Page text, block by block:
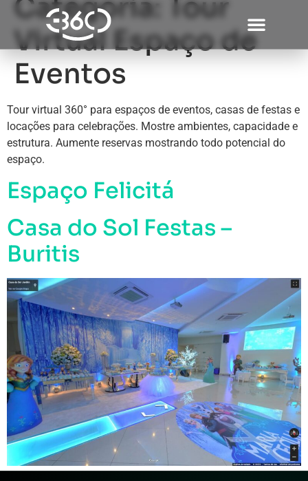
Categoria: Tour
Virtual Espaço de
Eventos
Tour virtual 360° para espaços de eventos, casas de festas e
locações para celebrações. Mostre ambientes, capacidade e
estrutura. Aumente reservas mostrando todo potencial do
espaço.
Espaço Felicitá
Casa do Sol Festas –
Buritis